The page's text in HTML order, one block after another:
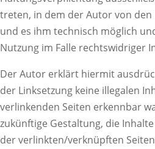
treten, in dem der Autor von
und es ihm technisch möglich
Nutzung im Falle rechtswidriger
Der Autor erklärt hiermit
der Linksetzung keine illegalen
verlinkenden Seiten erkennbar
zukünftige Gestaltung, die
der verlinkten/verknüpften